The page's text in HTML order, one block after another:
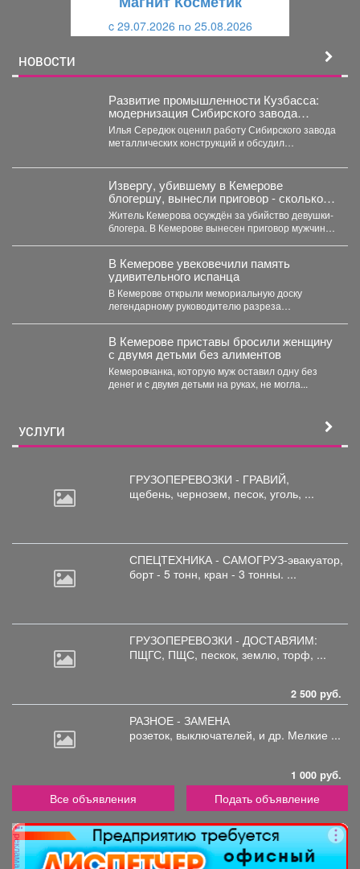
c 29.07.2026 по 25.08.2026
НОВОСТИ
Развитие промышленности Кузбасса:
модернизация Сибирского завода
металлических конструкций
Илья Середюк оценил работу Сибирского завода
металлических конструкций и обсудил
Извергу, убившему в Кемерове
блогершу, вынесли приговор - сколько
ему дали
Житель Кемерова осуждён за убийство девушки-
блогера. В Кемерове вынесен приговор мужчине,
В Кемерове увековечили память
удивительного испанца
В Кемерове открыли мемориальную доску
легендарному руководителю разреза
В Кемерове приставы бросили женщину
с двумя детьми без алиментов
Кемеровчанка, которую муж оставил одну без
денег и с двумя детьми на руках, не могла...
УСЛУГИ
ГРУЗОПЕРЕВОЗКИ - ГРАВИЙ,
щебень, чернозем, песок, уголь, ...
СПЕЦТЕХНИКА - САМОГРУЗ-эвакуатор,
борт - 5 тонн, кран - 3 тонны. ...
ГРУЗОПЕРЕВОЗКИ - ДОСТАВЯИМ:
ПЩГС, ПЩС, пескок, землю, торф, ...
2 500 руб.
РАЗНОЕ - ЗАМЕНА
розеток, выключателей, и др. Мелкие ...
1 000 руб.
Все объявления Подать объявление
реклама